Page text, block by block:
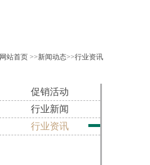
网站首页 >>新闻动态>>行业资讯
促销活动
行业新闻
行业资讯